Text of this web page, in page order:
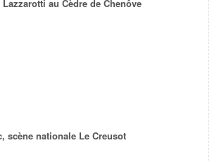
au Cèdre de Chenôve
scène nationale Le Creusot